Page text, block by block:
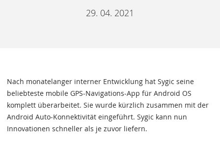
29. 04. 2021
Nach monatelanger interner Entwicklung hat Sygic seine
beliebteste mobile GPS-Navigations-App für Android OS
komplett überarbeitet. Sie wurde kürzlich zusammen mit der
Android Auto-Konnektivität eingeführt. Sygic kann nun
Innovationen schneller als je zuvor liefern.